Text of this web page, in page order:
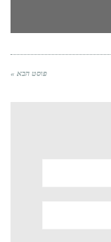
פוסט הבא »